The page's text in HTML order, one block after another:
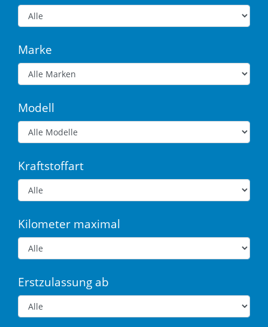
Marke
Modell
Kraftstoffart
Kilometer maximal
Erstzulassung ab